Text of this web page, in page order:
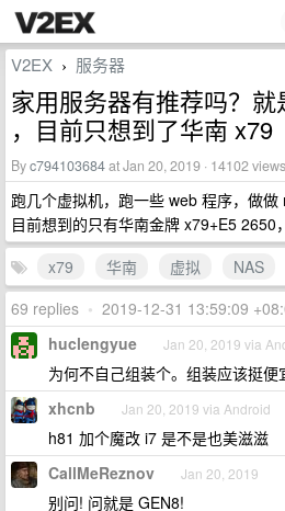
V2EX › 服务器
家用服务器有推荐吗？
，目前只想到了华南 x79
Byc794103684at Jan 20, 2019 · 14102 views
跑几个虚拟机，跑一些 web 程序，做做
目前想到的只有华南金牌 x79+E5 2650
x79
华南 虚拟
NAS
69 replies • 2019-12-31 13:59:09
huclengyue Jan 20, 2019 via
为何不自己组装个。组装应该挺便
xhcnb Jan 20, 2019 via Android
h81 加个魔改 i7 是不是也美滋滋
CallMeReznov Jan 20, 2019
别问! 问就是 GEN8!